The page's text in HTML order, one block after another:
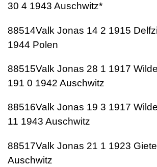
30 4 1943 Auschwitz*
88514Valk Jonas 14 2 1915
1944 Polen
88515Valk Jonas 28 1 1917
191 0 1942 Auschwitz
88516Valk Jonas 19 3 1917
11 1943 Auschwitz
88517Valk Jonas 21 1 1923
Auschwitz